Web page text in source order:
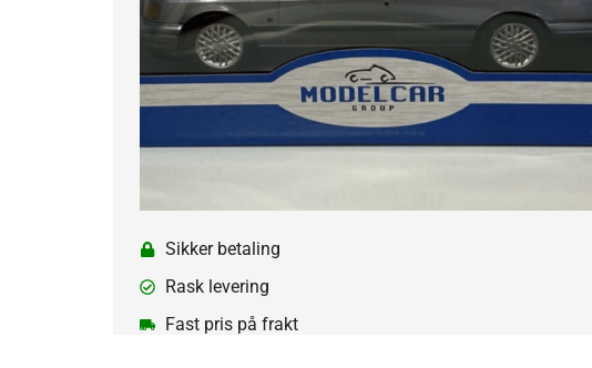
Sikker betaling
Rask levering
Fast pris på frakt